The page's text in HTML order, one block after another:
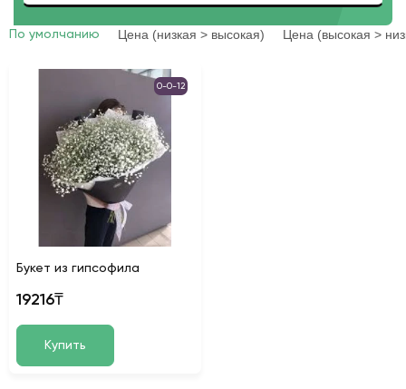
По умолчанию Цена (низкая > высокая) Цена (высокая >
0-0-12
Букет из гипсофила
19216₸
Купить